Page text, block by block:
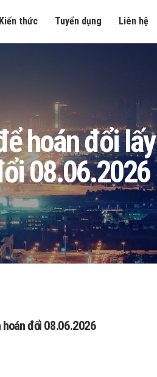
Kiến thức Tuyển dụng Liên hệ
hoán đổi
08.06.2026
hoán đổi 08.06.2026